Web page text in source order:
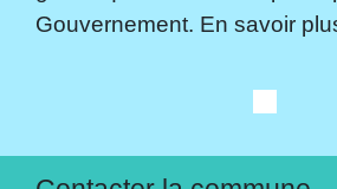
Gouvernement. En savoir